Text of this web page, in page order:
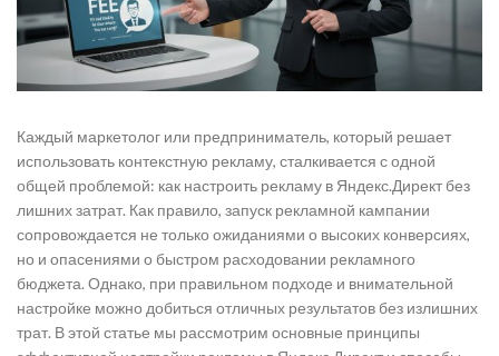
Каждый маркетолог или предприниматель, который решает
использовать контекстную рекламу, сталкивается с одной
общей проблемой: как настроить рекламу в Яндекс.Директ без
лишних затрат. Как правило, запуск рекламной кампании
сопровождается не только ожиданиями о высоких конверсиях,
но и опасениями о быстром расходовании рекламного
бюджета. Однако, при правильном подходе и внимательной
настройке можно добиться отличных результатов без излишних
трат. В этой статье мы рассмотрим основные принципы